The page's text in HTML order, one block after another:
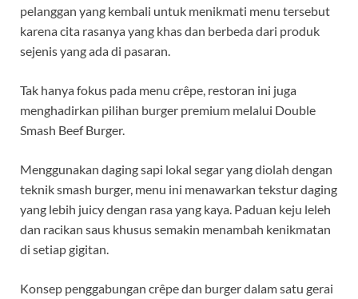
pelanggan yang kembali untuk menikmati menu tersebut
karena cita rasanya yang khas dan berbeda dari produk
sejenis yang ada di pasaran.
Tak hanya fokus pada menu crêpe, restoran ini juga
menghadirkan pilihan burger premium melalui Double
Smash Beef Burger.
Menggunakan daging sapi lokal segar yang diolah dengan
teknik smash burger, menu ini menawarkan tekstur daging
yang lebih juicy dengan rasa yang kaya. Paduan keju leleh
dan racikan saus khusus semakin menambah kenikmatan
di setiap gigitan.
Konsep penggabungan crêpe dan burger dalam satu gerai